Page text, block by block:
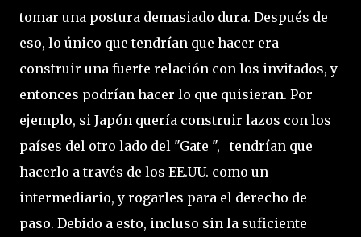
tomar una postura demasiado dura. Después de
eso, lo único que tendrían que hacer era
construir una fuerte relación con los invitados, y
entonces podrían hacer lo que quisieran. Por
ejemplo, si Japón quería construir lazos con los
países del otro lado del "Gate ", tendrían que
hacerlo a través de los EE.UU. como un
intermediario, y rogarles para el derecho de
paso. Debido a esto, incluso sin la suficiente